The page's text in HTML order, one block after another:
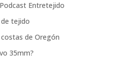
Entretejido
tejido
de Oregón
35mm?